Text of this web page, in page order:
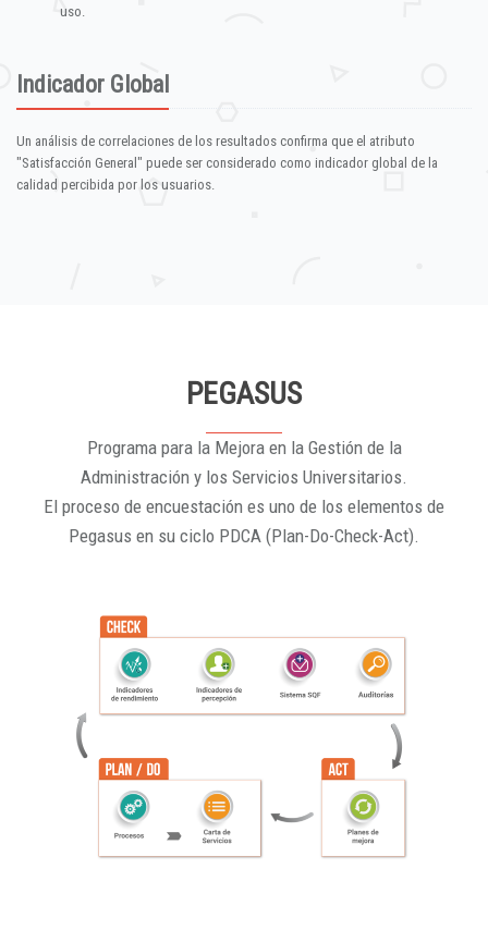
uso.
Indicador Global
Un análisis de correlaciones de los resultados confirma que el atributo
"Satisfacción General" puede ser considerado como indicador global de la
calidad percibida por los usuarios.
PEGASUS
Programa para la Mejora en la Gestión de la
Administración y los Servicios Universitarios.
El proceso de encuestación es uno de los elementos de
Pegasus en su ciclo PDCA (Plan-Do-Check-Act).